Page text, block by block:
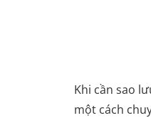
Khi cần sao
một cách